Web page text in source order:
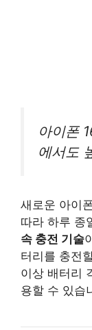
아이폰
에서도
새로운 아이
따라 하루 종
속 충전 기술
터리를 충전
이상 배터리
용할 수 있습